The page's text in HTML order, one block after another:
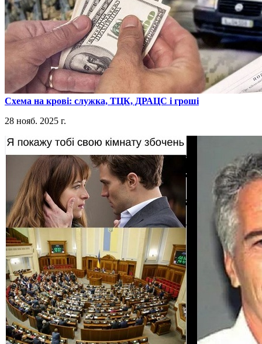
​Схема на крові: служка, ТЦК, ДРАЦС і гроші
28 нояб. 2025 г.